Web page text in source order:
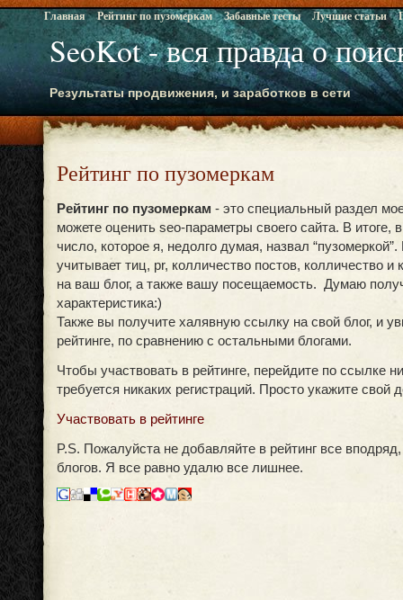
SeoKot - вся правда о
Результаты продвижения, и заработков в сети
Главная Рейтинг по пузомеркам Забавные тесты Лучшие статьи
Рейтинг по пузомеркам
Рейтинг по пузомеркам - это специальный раздел
можете оценить seo-параметры своего сайта. В итоге,
число, которое я, недолго думая, назвал
учитывает тиц, pr, колличество постов, колличество и
на ваш блог, а также вашу посещаемость. Думаю
характеристика:)
Также вы получите халявную ссылку на свой блог, и
рейтинге, по сравнению с остальными блогами.
Чтобы участвовать в рейтинге, перейдите по ссылке
требуется никаких регистраций. Просто укажите свой
Участвовать в рейтинге
P.S. Пожалуйста не добавляйте в рейтинг все
блогов. Я все равно удалю все лишнее.